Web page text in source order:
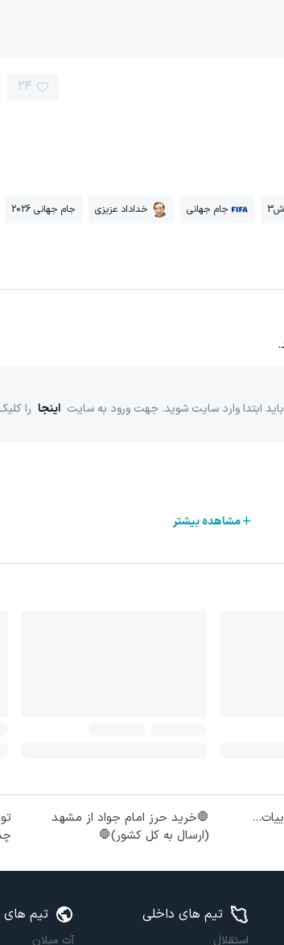
24
جام جهانی خداداد عزیزی جام جهانی 2026
ابتدا وارد سایت شوید. جهت ورود به سایت اینجا را
مشاهده بیشتر
با جزییات...
🛑خرید حرز امام جواد از مشهد
(ارسال به کل کشور)🛑
تیم های داخلی
استقلال
تیم
آث میلان